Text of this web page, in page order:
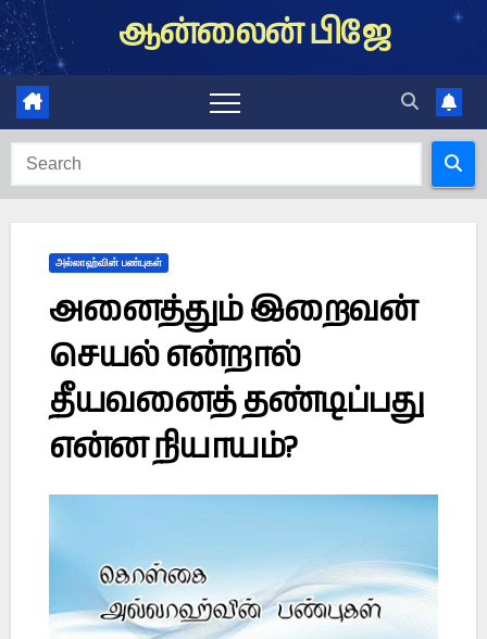
Skip
to
content
ஆன்லைன் பிஜே
அல்லாஹ்வின் பண்புகள்
அனைத்தும் இறைவன்
செயல் என்றால்
தீயவனைத் தண்டிப்பது
என்ன நியாயம்?